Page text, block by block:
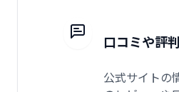
口コミや評
公式サイトの